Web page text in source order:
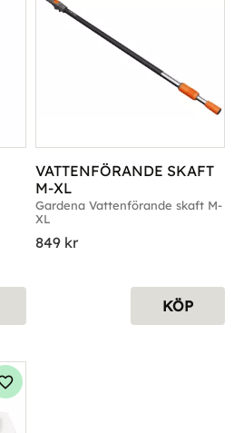
VATTENFÖRANDE SKAFT
M-XL
Gardena Vattenförande skaft M-
XL
849 kr
KÖP
Lägg till i favoriter